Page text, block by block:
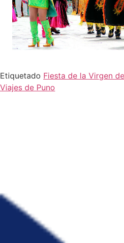
Etiquetado Fiesta de la Virgen
Viajes de Puno